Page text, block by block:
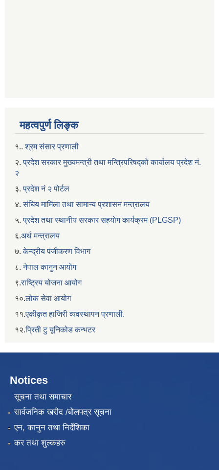
महत्वपुर्ण लिङ्क
१..श्रम संसार प्रणाली
२. प्रदेश सरकार मुख्यमन्त्री तथा मन्त्रिपरिषद्को कार्यालय प्रदेश नं.
२
३.प्रदेश नं २ पोर्टल
४.संघिय मामिला तथा सामान्य प्रशासन मन्त्रालय
५.प्रदेश तथा स्थानीय सरकार सहयाेग कार्यक्रम (PLGSP)
६.अर्थ मन्त्रालय
७.केन्द्रीय पंजीकरण विभाग
८.नेपाल कानुन आयोग
९.राष्ट्रिय योजना आयोग
१०.लोक सेवा आयोग
११.एकीकृत हाजिरी व्यवस्थापन प्रणाली.
१२.प्रिती टु यूनिकोड कन्भटर
Notices
सूचना तथा समाचार
सार्वजनिक खरीद /बोलपत्र सूचना
एन, कानुन तथा निर्देशिका
कर तथा शुल्कहरु